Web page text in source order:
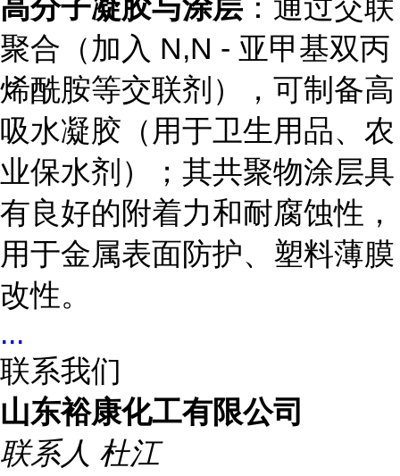
高分子凝胶与涂层 ：通过交联
聚合（加入 N,N - 亚甲基双丙
烯酰胺等交联剂），可制备高
吸水凝胶（用于卫生用品、农
业保水剂）；其共聚物涂层具
有良好的附着力和耐腐蚀性，
用于金属表面防护、塑料薄膜
改性。
...
联系我们
山东裕康化工有限公司
联系人 杜江